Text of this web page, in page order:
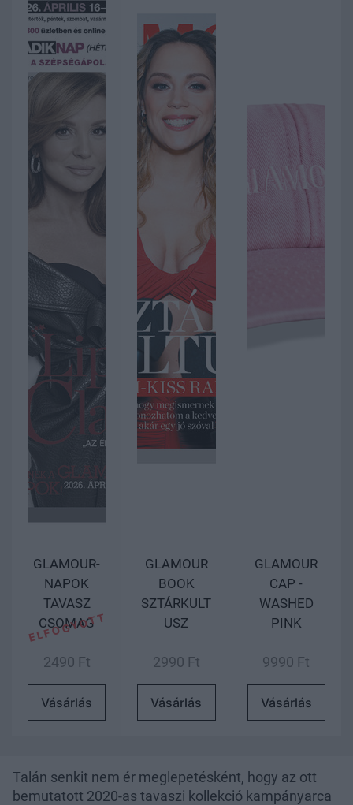
GLAMOUR-
NAPOK
TAVASZ
CSOMAG
2490 Ft
Vásárlás
GLAMOUR
BOOK
SZTÁRKULT
USZ
2990 Ft
Vásárlás
GLAMOUR
CAP -
WASHED
PINK
9990 Ft
Vásárlás
Talán senkit nem ér meglepetésként, hogy az ott
bemutatott 2020-as tavaszi kollekció kampányarca